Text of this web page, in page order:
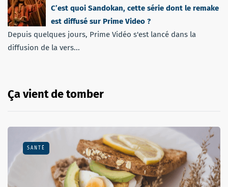
C’est quoi Sandokan, cette série dont le remake
est diffusé sur Prime Video ?
Depuis quelques jours, Prime Vidéo s'est lancé dans la
diffusion de la vers...
Ça vient de tomber
SANTÉ